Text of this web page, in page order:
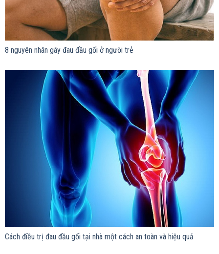
8 nguyên nhân gây đau đầu gối ở người trẻ
Cách điều trị đau đầu gối tại nhà một cách an toàn và hiệu quả